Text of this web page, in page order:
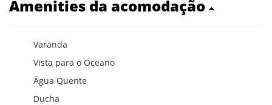
Amenities da acomodação
Varanda
Vista para o Oceano
Água Quente
Ducha